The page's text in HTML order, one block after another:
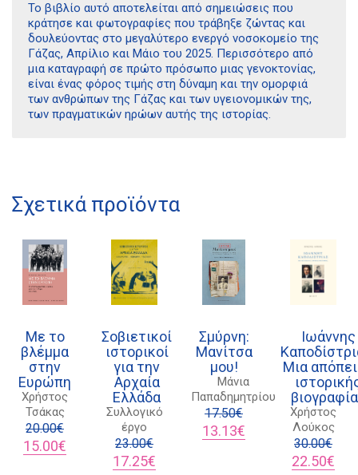
Το βιβλίο αυτό αποτελείται από σημειώσεις που
κράτησε και φωτογραφίες που τράβηξε ζώντας και
δουλεύοντας στο μεγαλύτερο ενεργό νοσοκομείο της
Γάζας, Απρίλιο και Μάιο του 2025. Περισσότερο από
μια καταγραφή σε πρώτο πρόσωπο μιας γενοκτονίας,
είναι ένας φόρος τιμής στη δύναμη και την ομορφιά
των ανθρώπων της Γάζας και των υγειονομικών της,
των πραγματικών ηρώων αυτής της ιστορίας.
Σχετικά προϊόντα
Με το
βλέμμα
στην
Ευρώπη
Χρήστος
Τσάκας
20.00€
Original
price
15.00€
τρέχουσα
Σοβιετικοί
ιστορικοί
για την
Αρχαία
Ελλάδα
Συλλογικό
έργο
23.00€
Original
17.25€
Σμύρνη:
Μανίτσα
μου!
Μάνια
Παπαδημητρίου
17.50€
Original
price
13.13€
τρέχουσα
Ιωάννης
Μια
Χρήστος
Λούκος
30.00€
Original
22.50€
21 1750 8340
Πολιτική προστασίας δεδομένων
Πολιτική επιστροφών
Τρόποι Πληρωμής